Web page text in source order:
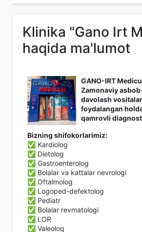
Klinika "Gano Irt
haqida ma'lumot
GANO-IRT
Zamonaviy
davolash
foydalangan
qamrovli
Bizning shifokorlarimiz:
✅ Kardiolog
✅ Dietolog
✅ Gastroenterolog
✅ Bolalar va kattalar nevrologi
✅ Oftalmolog
✅ Logoped-defektolog
✅ Pediatr
✅ Bolalar revmatologi
✅ LOR
✅ Valeolog